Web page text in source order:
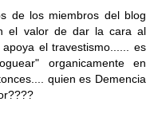
de los miembros del blog
el valor de dar la cara al
el travestismo...... es
organicamente en
quien es Demencia